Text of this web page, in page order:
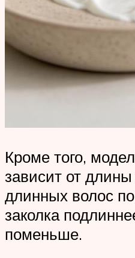
Кроме того,
зависит от
длинных волос
заколка
поменьше.